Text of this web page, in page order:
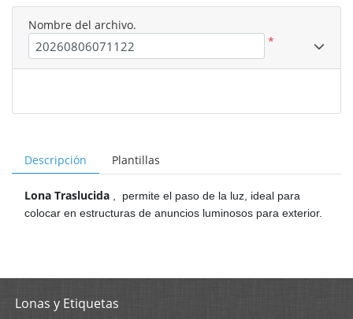
Descripción Plantillas
Lona Traslucida
permite el paso de la luz, ideal para
colocar en estructuras de anuncios luminosos para exterior.
Nombre del archivo.
*
Lonas y Etiquetas